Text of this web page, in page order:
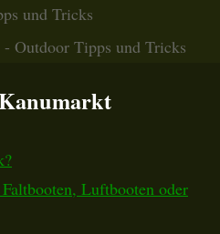
und Tricks
Outdoor Tipps und Tricks
Luftbooten oder